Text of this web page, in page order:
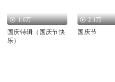
1.6万
国庆特辑（国庆节快
乐）
2.1万
国庆节